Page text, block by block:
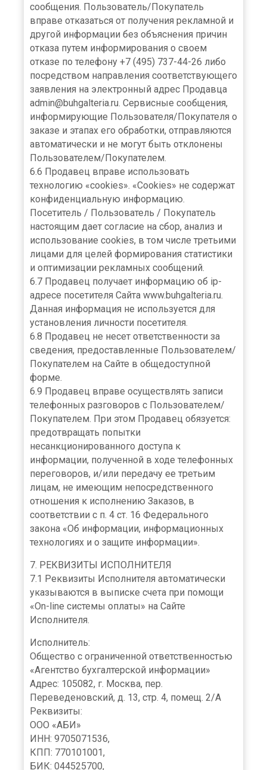
сообщения. Пользователь/Покупатель
вправе отказаться от получения рекламной и
другой информации без объяснения причин
отказа путем информирования о своем
отказе по телефону +7 (495) 737-44-26 либо
посредством направления соответствующего
заявления на электронный адрес Продавца
admin@buhgalteria.ru. Сервисные сообщения,
информирующие Пользователя/Покупателя о
заказе и этапах его обработки, отправляются
автоматически и не могут быть отклонены
Пользователем/Покупателем.
6.6 Продавец вправе использовать
технологию «cookies». «Cookies» не содержат
конфиденциальную информацию.
Посетитель / Пользователь / Покупатель
настоящим дает согласие на сбор, анализ и
использование cookies, в том числе третьими
лицами для целей формирования статистики
и оптимизации рекламных сообщений.
6.7 Продавец получает информацию об ip-
адресе посетителя Сайта www.buhgalteria.ru.
Данная информация не используется для
установления личности посетителя.
6.8 Продавец не несет ответственности за
сведения, предоставленные Пользователем/
Покупателем на Сайте в общедоступной
форме.
6.9 Продавец вправе осуществлять записи
телефонных разговоров с Пользователем/
Покупателем. При этом Продавец обязуется:
предотвращать попытки
несанкционированного доступа к
информации, полученной в ходе телефонных
переговоров, и/или передачу ее третьим
лицам, не имеющим непосредственного
отношения к исполнению Заказов, в
соответствии с п. 4 ст. 16 Федерального
закона «Об информации, информационных
технологиях и о защите информации».
7. РЕКВИЗИТЫ ИСПОЛНИТЕЛЯ
7.1 Реквизиты Исполнителя автоматически
указываются в выписке счета при помощи
«On-line системы оплаты» на Сайте
Исполнителя.
Исполнитель:
Общество с ограниченной ответственностью
«Агентство бухгалтерской информации»
Адрес: 105082, г. Москва, пер.
Переведеновский, д. 13, стр. 4, помещ. 2/А
Реквизиты:
ООО «АБИ»
ИНН: 9705071536,
КПП: 770101001,
БИК: 044525700,